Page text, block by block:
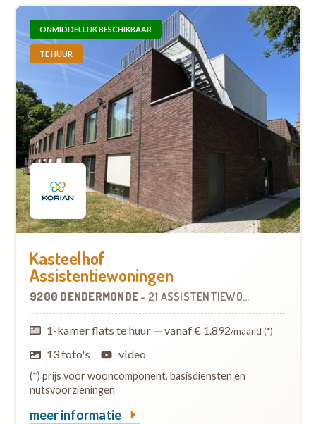
ONMIDDELLIJK BESCHIKBAAR
TE HUUR
Kasteelhof
Assistentiewoningen
9200 DENDERMONDE - 21 ASSISTENTIEWONINGEN
1-kamer flats te huur — vanaf € 1.892/maand (*)
13 foto's video
(*) prijs voor wooncomponent, basisdiensten en
nutsvoorzieningen
meer informatie